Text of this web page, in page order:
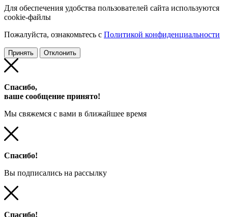
Для обеспечения удобства пользователей сайта используются
cookie-файлы
Пожалуйста, ознакомьтесь с Политикой конфиденциальности
Принять Отклонить
Спасибо,
ваше сообщение принято!
Мы свяжемся с вами в ближайшее время
Спасибо!
Вы подписались на рассылку
Спасибо!